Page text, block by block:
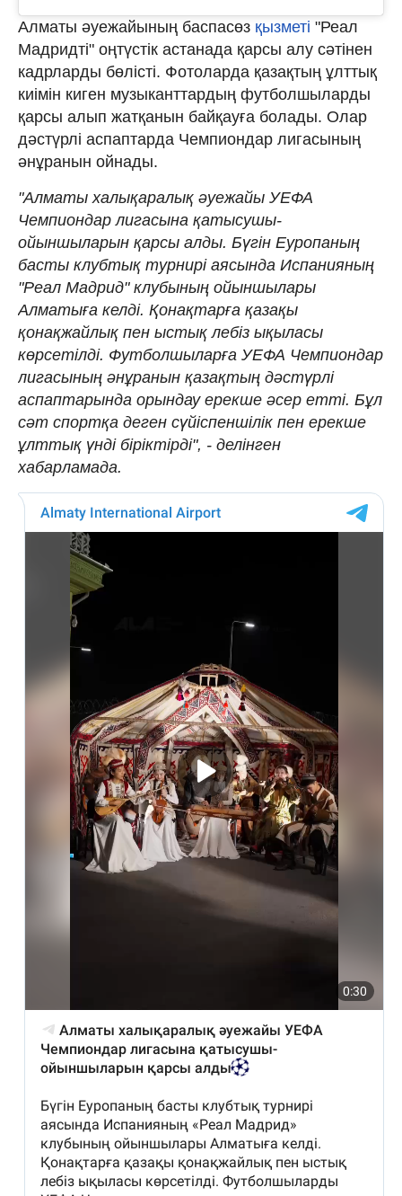
Алматы әуежайының баспасөз қызметі "Реал
Мадридті" оңтүстік астанада қарсы алу сәтінен
кадрларды бөлісті. Фотоларда қазақтың ұлттық
киімін киген музыканттардың футболшыларды
қарсы алып жатқанын байқауға болады. Олар
дәстүрлі аспаптарда Чемпиондар лигасының
әнұранын ойнады.
"Алматы халықаралық әуежайы УЕФА
Чемпиондар лигасына қатысушы-
ойыншыларын қарсы алды. Бүгін Еуропаның
басты клубтық турнирі аясында Испанияның
"Реал Мадрид" клубының ойыншылары
Алматыға келді. Қонақтарға қазақы
қонақжайлық пен ыстық лебіз ықыласы
көрсетілді. Футболшыларға УЕФА Чемпиондар
лигасының әнұранын қазақтың дәстүрлі
аспаптарында орындау ерекше әсер етті. Бұл
сәт спортқа деген сүйіспеншілік пен ерекше
ұлттық үнді біріктірді", - делінген
хабарламада.